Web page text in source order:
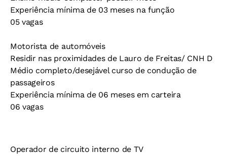
Experiência mínima de 03 meses na função
05 vagas
Motorista de automóveis
Residir nas proximidades de Lauro de Freitas/ CNH D
Médio completo/desejável curso de condução de
passageiros
Experiência mínima de 06 meses em carteira
06 vagas
Operador de circuito interno de TV